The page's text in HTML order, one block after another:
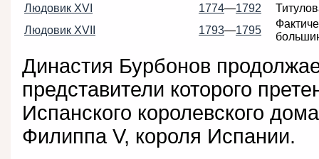
Людовик XVI
1774—1792
Людовик XVII
1793—1795
Династия Бурбонов
представители которого
Испанского королевского
Филиппа V, короля Испании.